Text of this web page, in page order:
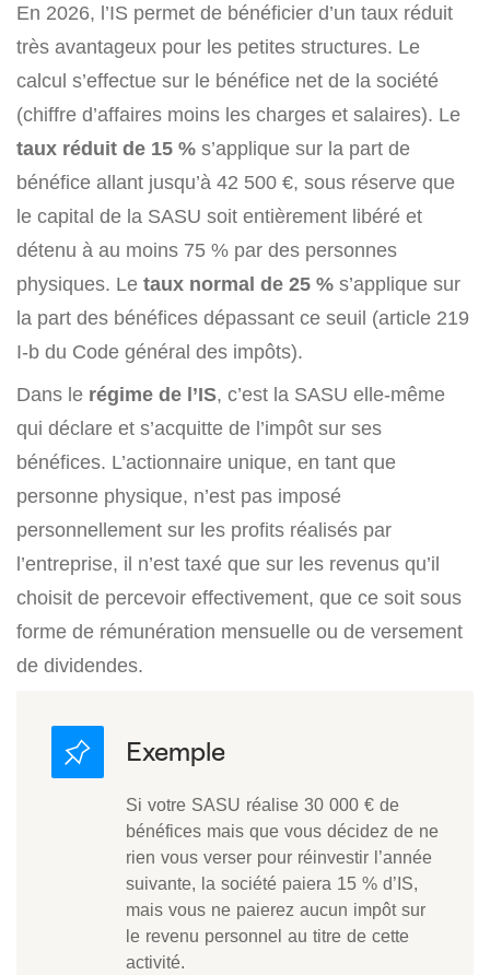
En 2026, l’IS permet de bénéficier d’un taux réduit
très avantageux pour les petites structures. Le
calcul s’effectue sur le bénéfice net de la société
(chiffre d’affaires moins les charges et salaires). Le
taux réduit de 15 % s’applique sur la part de
bénéfice allant jusqu’à 42 500 €, sous réserve que
le capital de la SASU soit entièrement libéré et
détenu à au moins 75 % par des personnes
physiques. Le taux normal de 25 % s’applique sur
la part des bénéfices dépassant ce seuil (article 219
I-b du Code général des impôts).
Dans le régime de l’IS, c’est la SASU elle-même
qui déclare et s’acquitte de l’impôt sur ses
bénéfices. L’actionnaire unique, en tant que
personne physique, n’est pas imposé
personnellement sur les profits réalisés par
l’entreprise, il n’est taxé que sur les revenus qu’il
choisit de percevoir effectivement, que ce soit sous
forme de rémunération mensuelle ou de versement
de dividendes.
Si votre SASU réalise 30 000 € de
bénéfices mais que vous décidez de ne
rien vous verser pour réinvestir l’année
suivante, la société paiera 15 % d’IS,
mais vous ne paierez aucun impôt sur
le revenu personnel au titre de cette
activité.